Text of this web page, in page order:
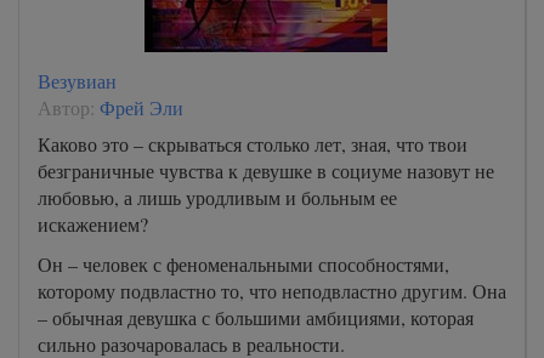
Везувиан
Автор: Фрей Эли
Каково это – скрываться столько лет, зная, что твои
безграничные чувства к девушке в социуме назовут не
любовью, а лишь уродливым и больным ее
искажением?
Он – человек с феноменальными способностями,
которому подвластно то, что неподвластно другим. Она
– обычная девушка с большими амбициями, которая
сильно разочаровалась в реальности.